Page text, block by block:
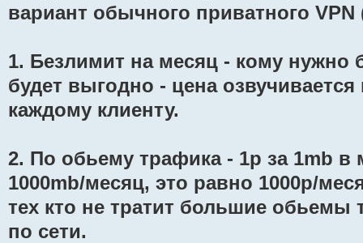
вариант обычного приватного VPN
1. Безлимит на месяц - кому нужно
будет выгодно - цена
каждому клиенту.
2. По обьему трафика - 1р за 1mb в
1000mb/месяц, это равно 1000р/
тех кто не тратит большие обьемы
по сети.